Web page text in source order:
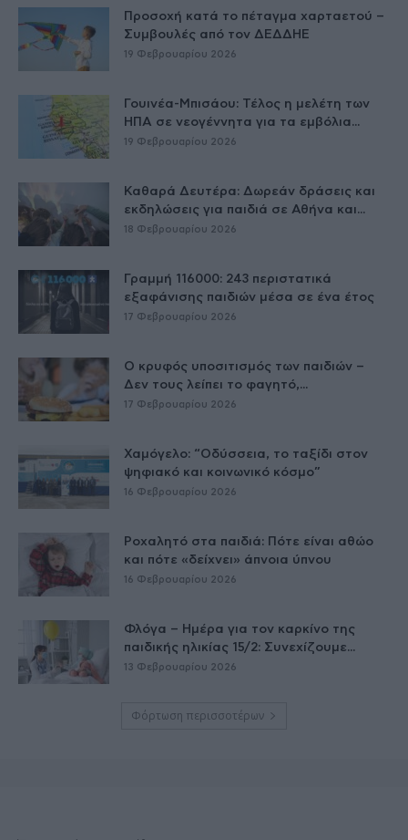
Προσοχή κατά το πέταγμα χαρταετού –
Συμβουλές από τον ΔΕΔΔΗΕ
19 Φεβρουαρίου 2026
Γουινέα-Μπισάου: Τέλος η μελέτη των
ΗΠΑ σε νεογέννητα για τα εμβόλια...
19 Φεβρουαρίου 2026
Καθαρά Δευτέρα: Δωρεάν δράσεις και
εκδηλώσεις για παιδιά σε Αθήνα και...
18 Φεβρουαρίου 2026
Γραμμή 116000: 243 περιστατικά
εξαφάνισης παιδιών μέσα σε ένα έτος
17 Φεβρουαρίου 2026
Ο κρυφός υποσιτισμός των παιδιών –
Δεν τους λείπει το φαγητό,...
17 Φεβρουαρίου 2026
Χαμόγελο: “Οδύσσεια, το ταξίδι στον
ψηφιακό και κοινωνικό κόσμο”
16 Φεβρουαρίου 2026
Ροχαλητό στα παιδιά: Πότε είναι αθώο
και πότε «δείχνει» άπνοια ύπνου
16 Φεβρουαρίου 2026
Φλόγα – Ημέρα για τον καρκίνο της
παιδικής ηλικίας 15/2: Συνεχίζουμε...
13 Φεβρουαρίου 2026
Φόρτωση περισσοτέρων